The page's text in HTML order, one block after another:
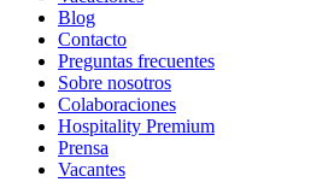
Blog
Contacto
Preguntas frecuentes
Sobre nosotros
Colaboraciones
Hospitality Premium
Prensa
Vacantes